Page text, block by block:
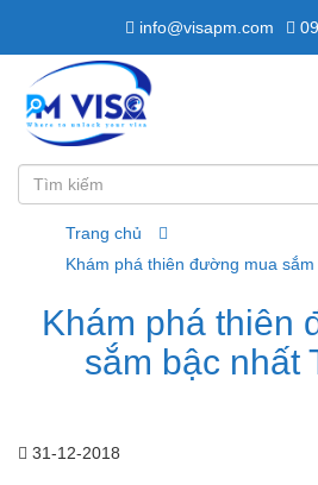
info@visapm.com
Trang chủ
Khám phá thiên đường mua
Khám phá thiên
sắm bậc nhất
31-12-2018